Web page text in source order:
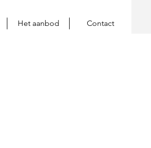
Het aanbod Contact